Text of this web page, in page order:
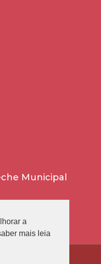
Municipal
a
mais leia